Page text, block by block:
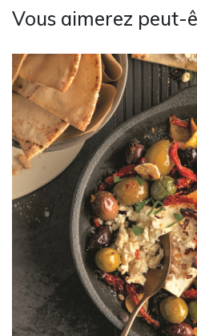
Vous aimerez peut-